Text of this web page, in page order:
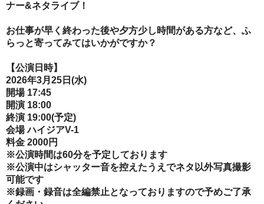
ナー&ネタライブ！
お仕事が早く終わった後や夕方少し時間がある方など、ふ
らっと寄ってみてはいかがですか？
【公演日時】
2026年3月25日(水)
開場 17:45
開演 18:00
終演 19:00(予定)
会場 ハイジアV-1
料金 2000円
※公演時間は60分を予定しております
※公演中はシャッター音を控えたうえでネタ以外写真撮影
可能です
※録画・録音は全編禁止となっておりますので予めご了承